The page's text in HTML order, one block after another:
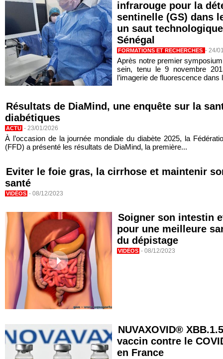
infrarouge pour la
sentinelle (GS) dans
un saut
Sénégal
FORMATIONS ET RECHERCHES -24/
Après notre premier
sein, tenu le 9 novembre
l’imagerie de fluorescence dans
Résultats de DiaMind, une enquête sur la
diabétiques
ACTU -23/01/2026
À l’occasion de la journée mondiale du diabète 2025, la
(FFD) a présenté les résultats de DiaMind, la première...
Eviter le foie gras, la cirrhose et maintenir
santé
VIDÉOS -08/12/2023
Soigner son intestin
pour une meilleure
du dépistage
VIDÉOS -08/12/2023
NUVAXOVID®
vaccin contre le
en France